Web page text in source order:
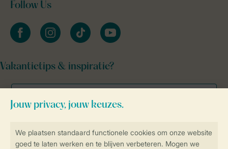
Follow Us
facebookinstagramtiktok youtube
Vakantietips & inspiratie?